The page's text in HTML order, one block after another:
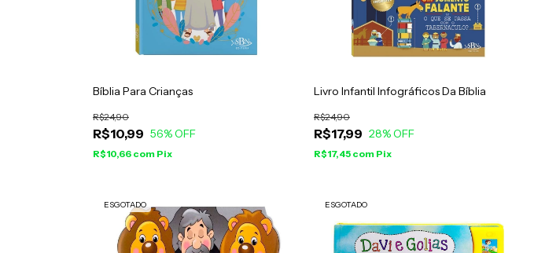
Bíblia Para Crianças
R$10,99
R$24,90
56% OFF
R$10,66 com Pix
Livro Infantil Infográficos Da Bíblia
R$17,99
R$24,90
28% OFF
R$17,45 com Pix
ESGOTADO ESGOTADO